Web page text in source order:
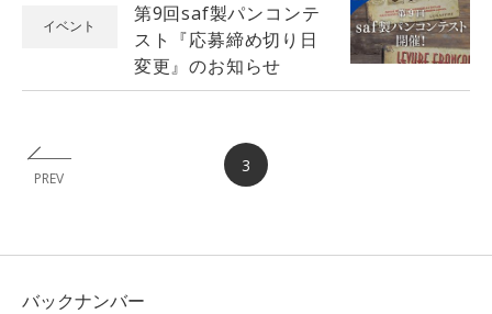
イベント
第9回saf製パンコンテ
スト『応募締め切り日
変更』のお知らせ
PREV
3
バックナンバー